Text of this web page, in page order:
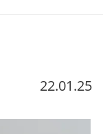
22.01.25